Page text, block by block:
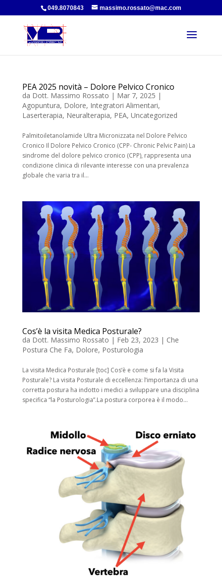
049.8070843 massimo.rossato@mac.com
PEA 2025 novità – Dolore Pelvico Cronico
da Dott. Massimo Rossato | Mar 7, 2025 |
Agopuntura, Dolore, Integratori Alimentari,
Laserterapia, Neuralterapia, PEA, Uncategorized
Palmitoiletanolamide Ultra Micronizzata nel Dolore Pelvico
Cronico Il Dolore Pelvico Cronico (CPP- Chronic Pelvic Pain) La
sindrome del dolore pelvico cronico (CPP), rappresenta una
condizione clinica di rilevante interesse con una prevalenza
globale che varia tra il...
Cos’è la visita Medica Posturale?
da Dott. Massimo Rossato | Feb 23, 2023 | Che
Postura Che Fa, Dolore, Posturologia
La visita Medica Posturale [toc] Cos’è e come si fa la Visita
Posturale? La visita Posturale di eccellenza: l’importanza di una
corretta postura ha indotto i medici a sviluppare una disciplina
specifica “la Posturologia”.La postura corporea è il modo...